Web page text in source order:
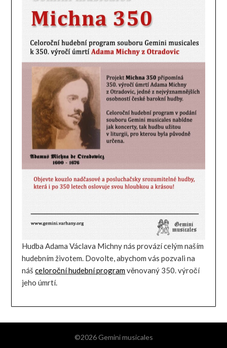
Hudba Adama Václava Michny nás provází celým naším
hudebním životem. Dovolte, abychom vás pozvali na
nášceloroční hudební programvěnovaný 350. výročí
jeho úmrtí.
©2026 Gemini musicales